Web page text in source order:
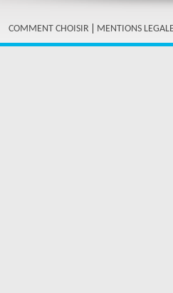
COMMENT CHOISIR | MENTIONS